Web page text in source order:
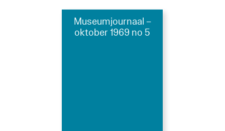
Museumjournaal –
oktober 1969 no 5